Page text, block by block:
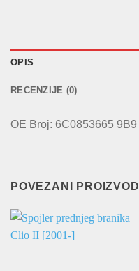
OPIS
RECENZIJE (0)
OE Broj: 6C0853665 9B9
POVEZANI PROIZVODI